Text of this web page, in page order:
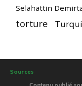
Selahattin
torture
Sources